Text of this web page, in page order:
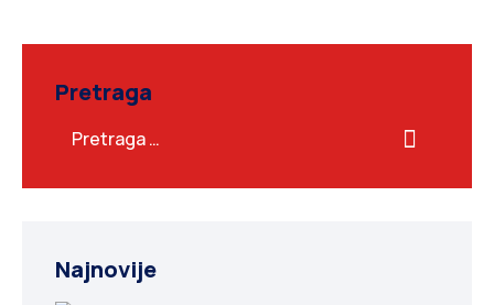
Pretraga
Najnovije